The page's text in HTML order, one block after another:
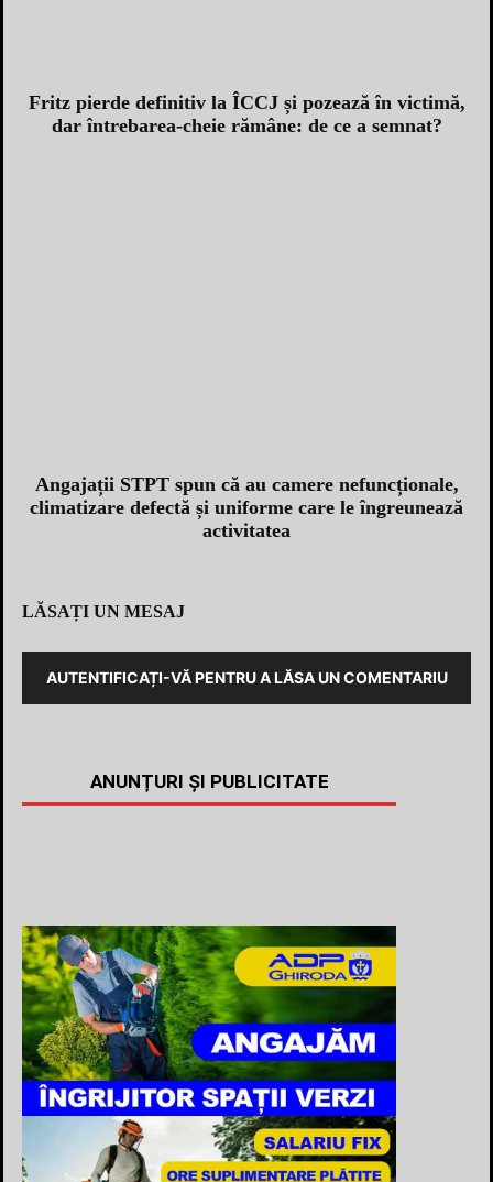
Fritz pierde definitiv la ÎCCJ și pozează în victimă,
dar întrebarea-cheie rămâne: de ce a semnat?
Angajații STPT spun că au camere nefuncționale,
climatizare defectă și uniforme care le îngreunează
activitatea
LĂSAȚI UN MESAJ
AUTENTIFICAȚI-VĂ PENTRU A LĂSA UN COMENTARIU
ANUNȚURI ȘI PUBLICITATE